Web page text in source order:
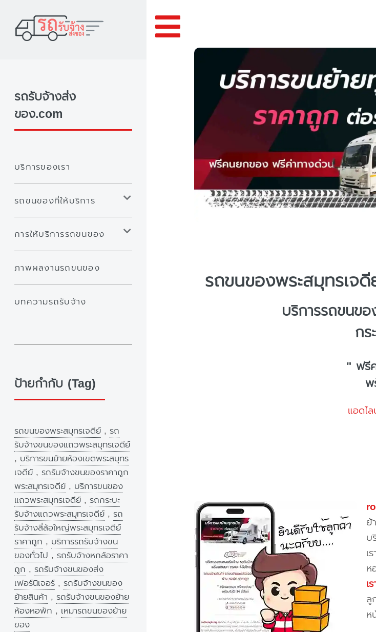
รถขนของพระสมุทรเจ
บริการรถขนข
ก
" ฟรี
พ
แอดไ
ย้
บ
เ
ห
เ
ลู
ห
รถรับจ้างส่ง
ของ.com
บริการของเรา
รถขนของที่ให้บริการ
การให้บริการรถขนของ
ภาพผลงานรถขนของ
บทความรถรับจ้าง
ป้ายกำกับ (Tag)
รถขนของพระสมุทรเจดีย์ , รถ
รับจ้างขนของแถวพระสมุทรเจดีย์
, บริการขนย้ายห้องเขตพระสมุทร
เจดีย์ , รถรับจ้างขนของราคาถูก
พระสมุทรเจดีย์ , บริการขนของ
แถวพระสมุทรเจดีย์ , รถกระบะ
รับจ้างแถวพระสมุทรเจดีย์ , รถ
รับจ้างสี่ล้อใหญ่พระสมุทรเจดีย์
ราคาถูก , บริการรถรับจ้างขน
ของทั่วไป , รถรับจ้างหกล้อราคา
ถูก , รถรับจ้างขนของส่ง
เฟอร์นิเจอร์ , รถรับจ้างขนของ
ย้ายสินค้า , รถรับจ้างขนของย้าย
ห้องหอพัก , เหมารถขนของย้าย
ของ